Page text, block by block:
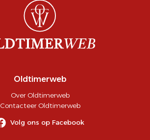
Oldtimerweb
Over Oldtimerweb
Contacteer Oldtimerweb
Volg ons op Facebook